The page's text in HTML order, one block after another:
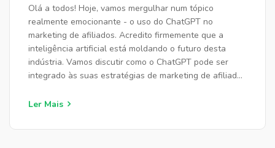
Olá a todos! Hoje, vamos mergulhar num tópico
realmente emocionante - o uso do ChatGPT no
marketing de afiliados. Acredito firmemente que a
inteligência artificial está moldando o futuro desta
indústria. Vamos discutir como o ChatGPT pode ser
integrado às suas estratégias de marketing de afiliados
jornada pelo futuro do marketing digital.
Ler Mais